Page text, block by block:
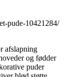
pude-10421284/
afslapning
og fødder
puder